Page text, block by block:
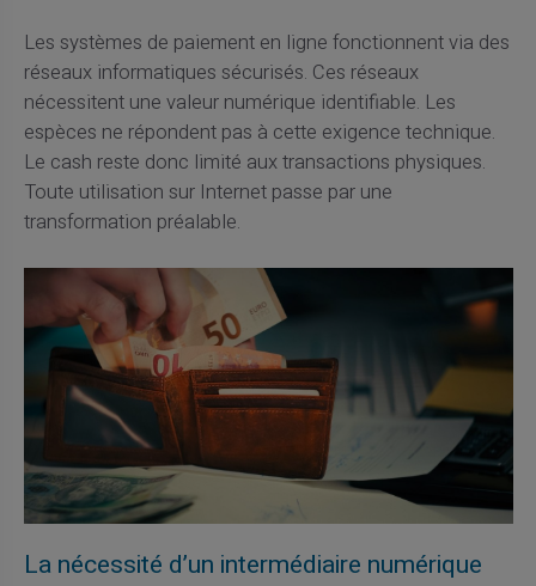
Les systèmes de paiement en ligne fonctionnent via des
réseaux informatiques sécurisés. Ces réseaux
nécessitent une valeur numérique identifiable. Les
espèces ne répondent pas à cette exigence technique.
Le cash reste donc limité aux transactions physiques.
Toute utilisation sur Internet passe par une
transformation préalable.
La nécessité d’un intermédiaire numérique